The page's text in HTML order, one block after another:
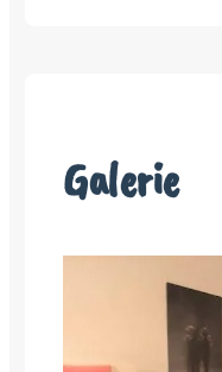
Galerie